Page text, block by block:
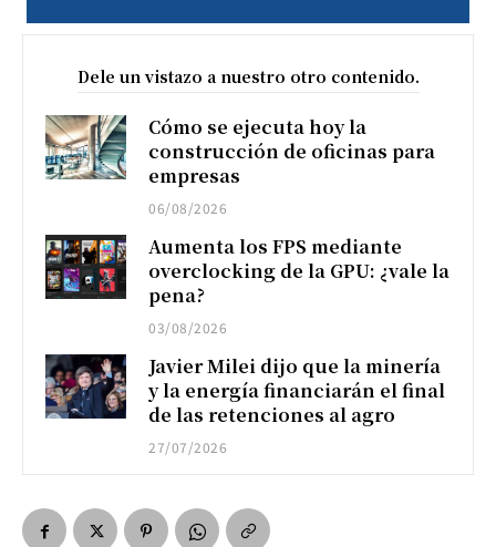
Dele un vistazo a nuestro otro contenido.
Cómo se ejecuta hoy la
construcción de oficinas para
empresas
06/08/2026
Aumenta los FPS mediante
overclocking de la GPU: ¿vale la
pena?
03/08/2026
Javier Milei dijo que la minería
y la energía financiarán el final
de las retenciones al agro
27/07/2026